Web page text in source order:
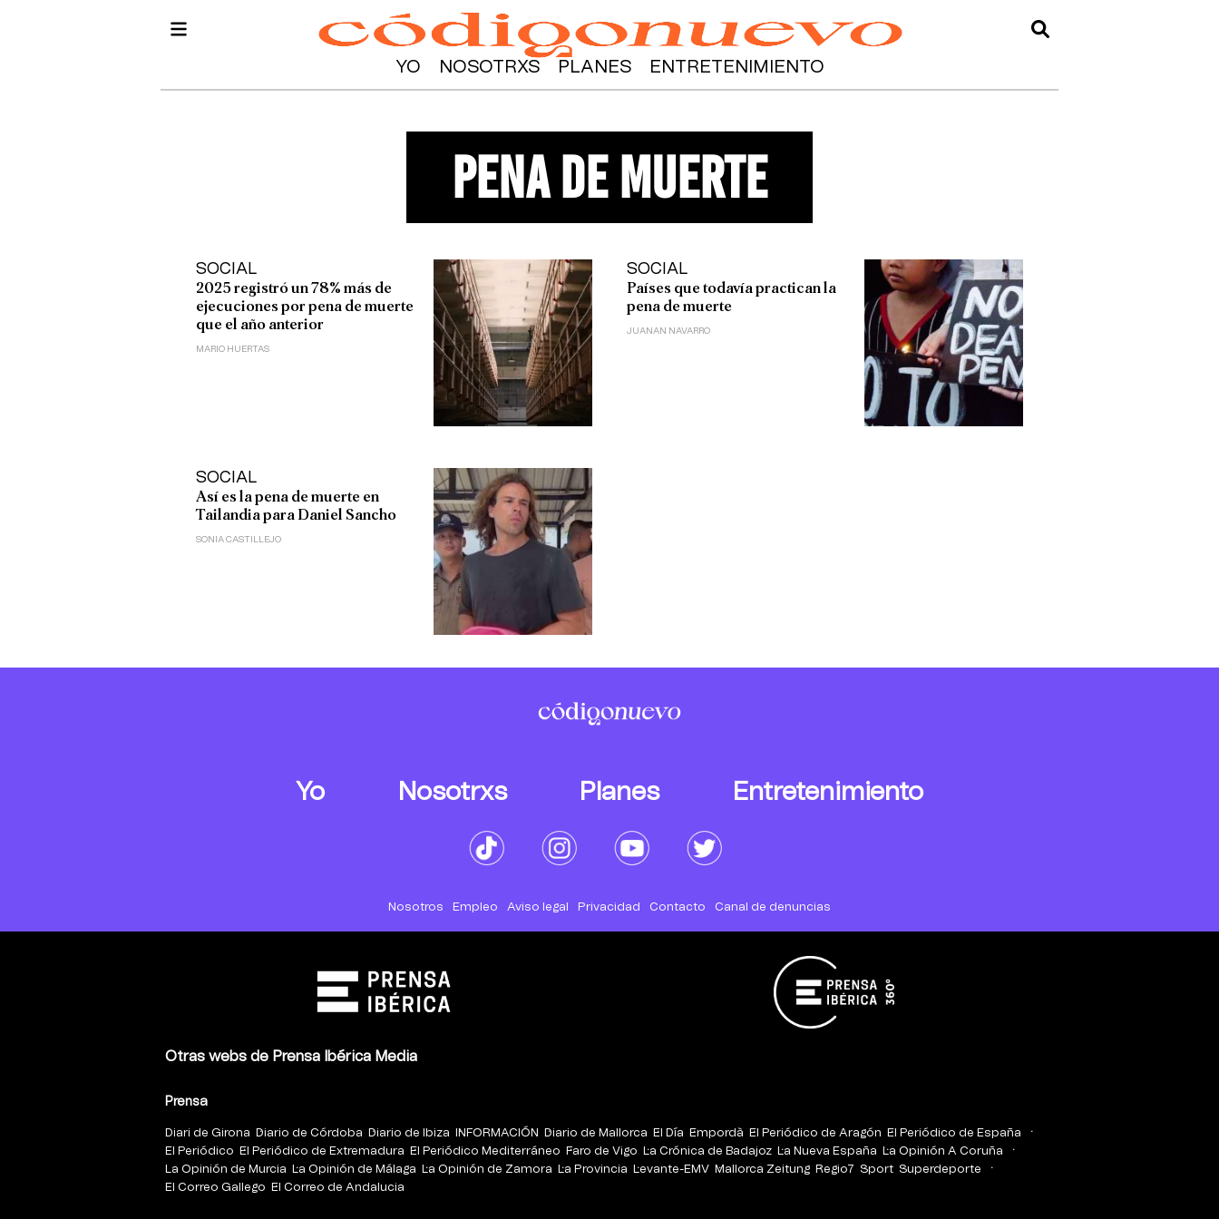
YO NOSOTRXS PLANES ENTRETENIMIENTO
pena de muerte
SOCIAL
2025 registró un 78% más de
ejecuciones por pena de muerte
que el año anterior
MARIO HUERTAS
SOCIAL
Países que todavía practican la
pena de muerte
JUANAN NAVARRO
SOCIAL
Así es la pena de muerte en
Tailandia para Daniel Sancho
SONIA CASTILLEJO
Yo Nosotrxs Planes Entretenimiento
Nosotros Empleo Aviso legal Privacidad Contacto Canal de denuncias
Otras webs de Prensa Ibérica Media
Prensa
Diari de Girona Diario de Córdoba Diario de Ibiza INFORMACIÓN Diario de Mallorca El Día Empordà El Periódico de Aragón
El Periódico de España
El Periódico
El Periódico de Extremadura El Periódico Mediterráneo Faro de Vigo La Crónica de Badajoz La Nueva España
La Opinión A Coruña
La Opinión de Murcia
La Opinión de Málaga La Opinión de Zamora La Provincia Levante-EMV Mallorca Zeitung Regio7 Sport Superdeporte
El Correo Gallego
El Correo de Andalucia